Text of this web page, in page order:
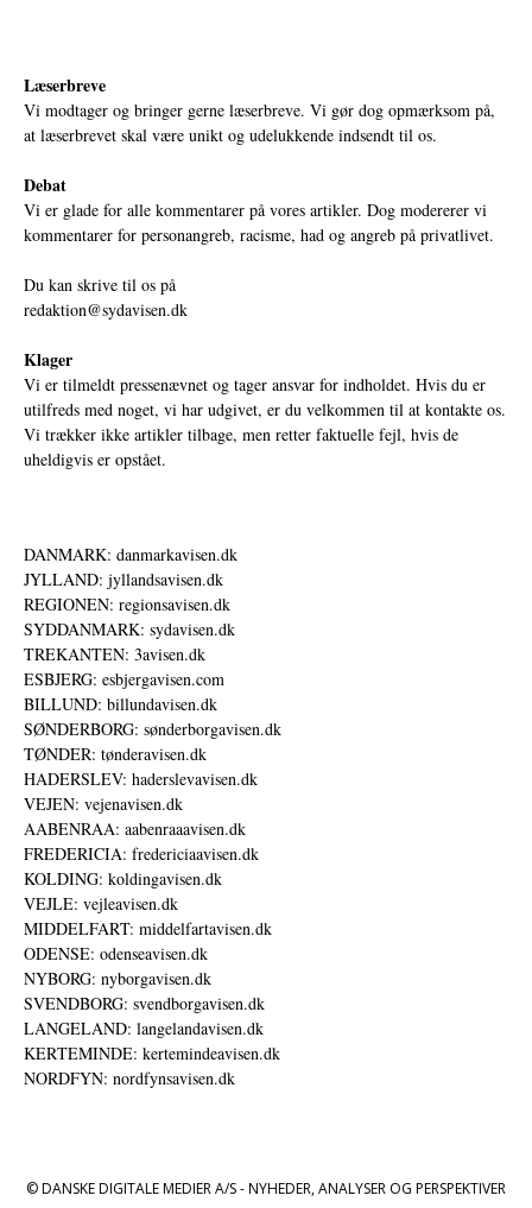
Læserbreve
Vi modtager og bringer gerne læserbreve. Vi gør dog opmærksom på,
at læserbrevet skal være unikt og udelukkende indsendt til os.
Debat
Vi er glade for alle kommentarer på vores artikler. Dog modererer vi
kommentarer for personangreb, racisme, had og angreb på privatlivet.
Du kan skrive til os på
redaktion@sydavisen.dk
Klager
Vi er tilmeldt pressenævnet og tager ansvar for indholdet. Hvis du er
utilfreds med noget, vi har udgivet, er du velkommen til at kontakte os.
Vi trækker ikke artikler tilbage, men retter faktuelle fejl, hvis de
uheldigvis er opstået.
DANMARK: danmarkavisen.dk
JYLLAND: jyllandsavisen.dk
REGIONEN: regionsavisen.dk
SYDDANMARK: sydavisen.dk
TREKANTEN: 3avisen.dk
ESBJERG: esbjergavisen.com
BILLUND: billundavisen.dk
SØNDERBORG: sønderborgavisen.dk
TØNDER: tønderavisen.dk
HADERSLEV: haderslevavisen.dk
VEJEN: vejenavisen.dk
AABENRAA: aabenraaavisen.dk
FREDERICIA: fredericiaavisen.dk
KOLDING: koldingavisen.dk
VEJLE: vejleavisen.dk
MIDDELFART: middelfartavisen.dk
ODENSE: odenseavisen.dk
NYBORG: nyborgavisen.dk
SVENDBORG: svendborgavisen.dk
LANGELAND: langelandavisen.dk
KERTEMINDE: kertemindeavisen.dk
NORDFYN: nordfynsavisen.dk
© DANSKE DIGITALE MEDIER A/S - NYHEDER, ANALYSER OG PERSPEKTIVER